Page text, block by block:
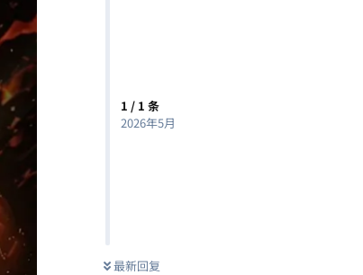
1 / 1 条
2026年5月
最新回复